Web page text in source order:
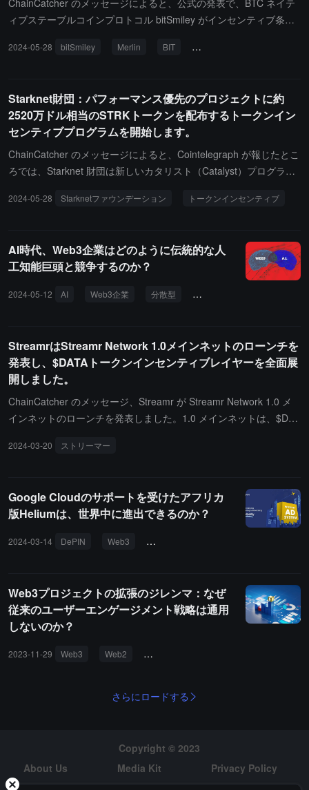
ChainCatcher のメッセージによると、公式の発表で、BTC ネイテ
ィブステーブルコインプロトコル bitSmiley がインセンティブ条件
ークン報酬を提供することを発表しました。流動性付与期間は 202
づいて配分されるとのことです。ユーザーが獲得するポイントが多
いほど、受け取るトークンインセンティブも多くなります。
2024-05-28 bitSmiley Merlin BIT トークンインセンティブ
Starknet財団：パフォーマンス優先のプロジェクトに約
2520万ドル相当のSTRKトークンを配布するトークンイン
センティブプログラムを開始します。
ChainCatcher のメッセージによると、Cointelegraph が報じたとこ
ろでは、Starknet 財団は新しいカタリスト（Catalyst）プログラム
約 2520 万ドル相当の Starknet トークンを配布することを発表しま
要因の重み付けは Starknet 財団と独立した第三者によって共同で
測定されると述べました。この助成プログラムは、Starknet のゼロ
ションの革新を加速することを目的としています。助成金は二つの
ォーマンスが最も優れたプロジェクトには、トークンローンチプラ
ットフォーム Ekubo、ガスなし取引を提供する DeFi プロトコル A
VNU、オンチェーン戦略ゲーム Influence、オンチェーンゲームワ
ールド Realms、近日公開予定の暗号スーパープロジェクトの DeFi
プロトコル Nostra、そして分散型永続先物取引所 ZKX が含まれま
2024-05-28 Starknetファウンデーション トークンインセンティブ
AI時代、Web3企業はどのように伝統的な人
工知能巨頭と競争するのか？
2024-05-12 AI Web3企業 分散型 トークンインセンティブ
StreamrはStreamr Network 1.0メインネットのローンチを
発表し、$DATAトークンインセンティブレイヤーを全面展
開しました。
ChainCatcher のメッセージ、Streamr が Streamr Network 1.0 メ
インネットのローンチを発表しました。1.0 メインネットは、$DAT
トワークをユーザーが運営・操作する機能豊富で完全に分散化され
分散型ビデオストリーミングなどの分野における新しいユースケー
スの探求の基盤を築くことを目的としています。
2024-03-20 ストリーマー
Google Cloudのサポートを受けたアフリカ
版Heliumは、世界中に進出できるのか？
2024-03-14 DePIN Web3 分散型ネットワーク
Web3プロジェクトの拡張のジレンマ：なぜ
従来のユーザーエンゲージメント戦略は通用
しないのか？
2023-11-29 Web3 Web2 トークンインセンティブ
さらにロードする
Copyright © 2023
About Us
Media Kit
Privacy Policy